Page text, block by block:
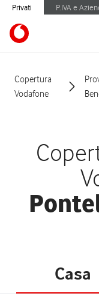
Privati P.IVA e
Copertura
Vodafone
Casa